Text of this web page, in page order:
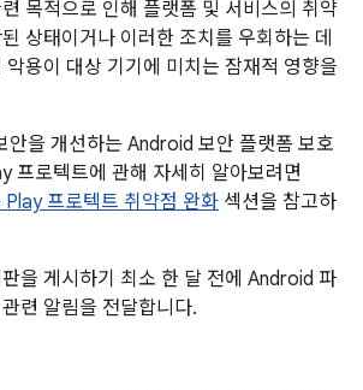
목적으로 인해 플랫폼 및 서비스의 취약
상태이거나 이러한 조치를 우회하는 데
용이 대상 기기에 미치는 잠재적 영향을
안을 개선하는 Android 보안 플랫폼 보호
프로텍트에 관해 자세히 알아보려면
프로텍트 취약점 완화 섹션을 참고하
을 게시하기 최소 한 달 전에 Android 파
련 알림을 전달합니다.